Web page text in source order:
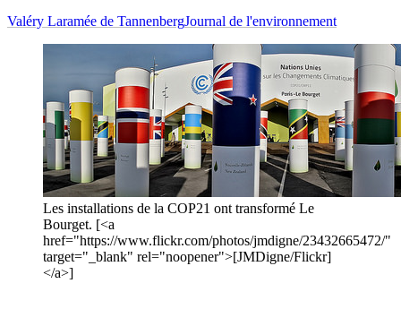
Valéry Laramée de TannenbergJournal de l'environnement
Les installations de la COP21 ont transformé Le
Bourget. [<a
href="https://www.flickr.com/photos/jmdigne/23432665472/"
target="_blank" rel="noopener">[JMDigne/Flickr]
</a>]